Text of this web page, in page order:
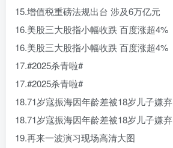
15.增值税重磅法规出台 涉及6万亿元
16.美股三大股指小幅收跌 百度涨超4%
16.美股三大股指小幅收跌 百度涨超4%
17.#2025杀青啦#
17.#2025杀青啦#
18.71岁寇振海因年龄差被18岁儿子嫌弃
18.71岁寇振海因年龄差被18岁儿子嫌弃
19.再来一波演习现场高清大图